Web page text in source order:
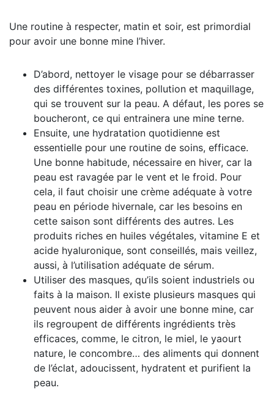
Une routine à respecter, matin et soir, est primordial
pour avoir une bonne mine l’hiver.
D’abord, nettoyer le visage pour se débarrasser
des différentes toxines, pollution et maquillage,
qui se trouvent sur la peau. A défaut, les pores se
boucheront, ce qui entrainera une mine terne.
Ensuite, une hydratation quotidienne est
essentielle pour une routine de soins, efficace.
Une bonne habitude, nécessaire en hiver, car la
peau est ravagée par le vent et le froid. Pour
cela, il faut choisir une crème adéquate à votre
peau en période hivernale, car les besoins en
cette saison sont différents des autres. Les
produits riches en huiles végétales, vitamine E et
acide hyaluronique, sont conseillés, mais veillez,
aussi, à l’utilisation adéquate de sérum.
Utiliser des masques, qu’ils soient industriels ou
faits à la maison. Il existe plusieurs masques qui
peuvent nous aider à avoir une bonne mine, car
ils regroupent de différents ingrédients très
efficaces, comme, le citron, le miel, le yaourt
nature, le concombre… des aliments qui donnent
de l’éclat, adoucissent, hydratent et purifient la
peau.